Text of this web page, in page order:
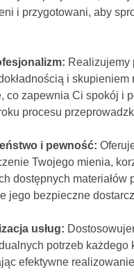
i przygotowani, aby
Realizujemy
i skupieniem
co zapewnia Ci spokój i
procesu
i pewność:
Twojego mienia,
dostępnych materiałów
jego bezpieczne
usług:
potrzeb każdego
efektywne